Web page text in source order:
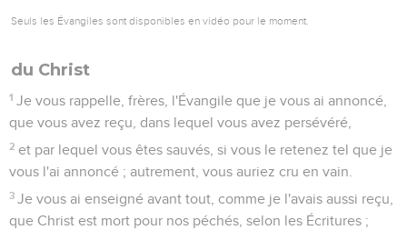
Seuls les Évangiles sont disponibles en vidéo pour le moment.
du Christ
1 Je vous rappelle, frères, l'Évangile que je vous ai annoncé,
que vous avez reçu, dans lequel vous avez persévéré,
2 et par lequel vous êtes sauvés, si vous le retenez tel que je
vous l'ai annoncé ; autrement, vous auriez cru en vain.
3 Je vous ai enseigné avant tout, comme je l'avais aussi reçu,
que Christ est mort pour nos péchés, selon les Écritures ;